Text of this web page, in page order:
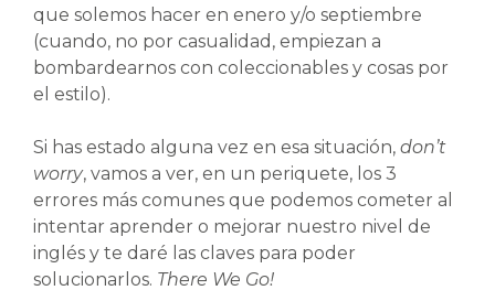
que solemos hacer en enero y/o septiembre
(cuando, no por casualidad, empiezan a
bombardearnos con coleccionables y cosas por
el estilo).
Si has estado alguna vez en esa situación, don’t
worry, vamos a ver, en un periquete, los 3
errores más comunes que podemos cometer al
intentar aprender o mejorar nuestro nivel de
inglés y te daré las claves para poder
solucionarlos. There We Go!